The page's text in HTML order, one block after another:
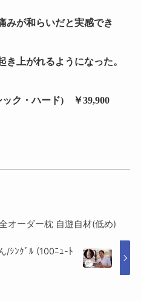
みが和らいだと実感でき
上がれるようになった。
ック・ハード) ￥39,900
オーダー枕 自遊自材(低め)
/ｼﾝｸﾞﾙ (100ﾆｭ-ﾄ